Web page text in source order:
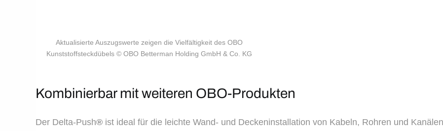
Aktualisierte Auszugswerte zeigen die Vielfältigkeit des OBO
Kunststoffsteckdübels © OBO Betterman Holding GmbH & Co. KG
Kombinierbar mit weiteren OBO-Produkten
Der Delta-Push® ist ideal für die leichte Wand- und Deckeninstallation von Kabeln, Rohren und